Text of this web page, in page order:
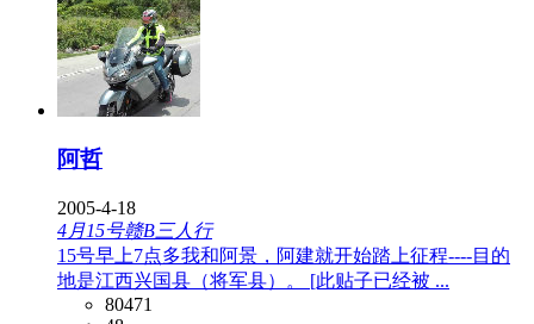
阿哲
2005-4-18
4月15号赣B三人行
15号早上7点多我和阿景，阿建就开始踏上征程----目的
地是江西兴国县（将军县）。 [此贴子已经被 ...
80471